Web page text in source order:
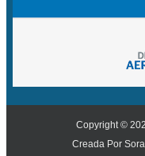
Copyright ©
Creada Por